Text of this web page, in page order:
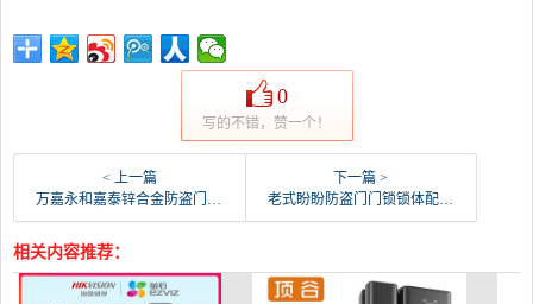
0
写的不错，赞一个！
< 上一篇
万嘉永和嘉泰锌合金防盗门拉手 红古铜把手双门单门大-防盗门锁(万嘉锁具旗舰店仅售182元)
下一篇 >
老式盼盼防盗门门锁锁体配件拉手配件 把手弹簧手柄弹-防盗门锁(沐普旗舰店仅售2.84元)
相关内容推荐：